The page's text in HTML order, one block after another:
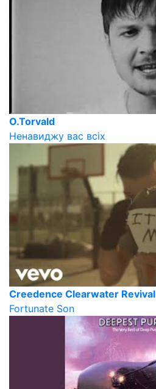
O.Torvald
Ненавиджу вас всіх
Creedence Clearwater Revival
Fortunate Son